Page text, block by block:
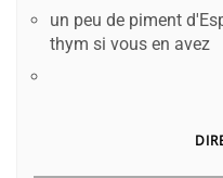
un peu de piment
thym si vous en avez